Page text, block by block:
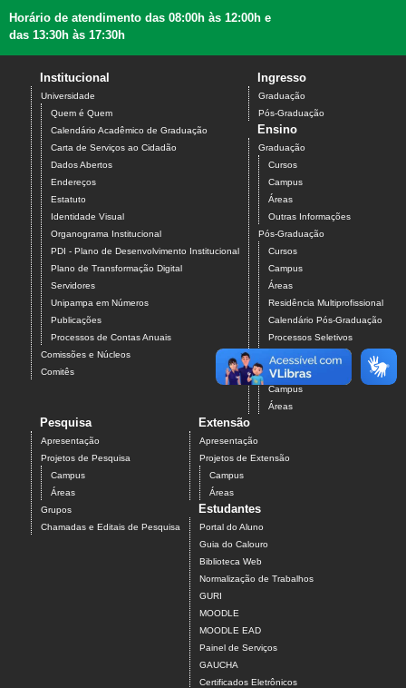
Horário de atendimento das 08:00h às 12:00h e
das 13:30h às 17:30h
Institucional
Universidade
Quem é Quem
Calendário Acadêmico de Graduação
Carta de Serviços ao Cidadão
Dados Abertos
Endereços
Estatuto
Identidade Visual
Organograma Institucional
PDI - Plano de Desenvolvimento Institucional
Plano de Transformação Digital
Servidores
Unipampa em Números
Publicações
Processos de Contas Anuais
Comissões e Núcleos
Comitês
Ingresso
Graduação
Pós-Graduação
Ensino
Graduação
Cursos
Campus
Áreas
Outras Informações
Pós-Graduação
Cursos
Campus
Áreas
Residência Multiprofissional
Calendário Pós-Graduação
Processos Seletivos
Pós-Graduação
Projetos
Campus
Áreas
Pesquisa
Apresentação
Projetos de Pesquisa
Campus
Áreas
Grupos
Chamadas e Editais de Pesquisa
Extensão
Apresentação
Projetos de Extensão
Campus
Áreas
Estudantes
Portal do Aluno
Guia do Calouro
Biblioteca Web
Normalização de Trabalhos
GURI
MOODLE
MOODLE EAD
Painel de Serviços
GAUCHA
Certificados Eletrônicos